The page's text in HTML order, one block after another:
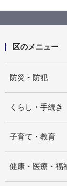
ISOGO
「第34
れました
区のメニュー
防災・防犯
くらし・手続き
子育て・教育
健康・医療・福